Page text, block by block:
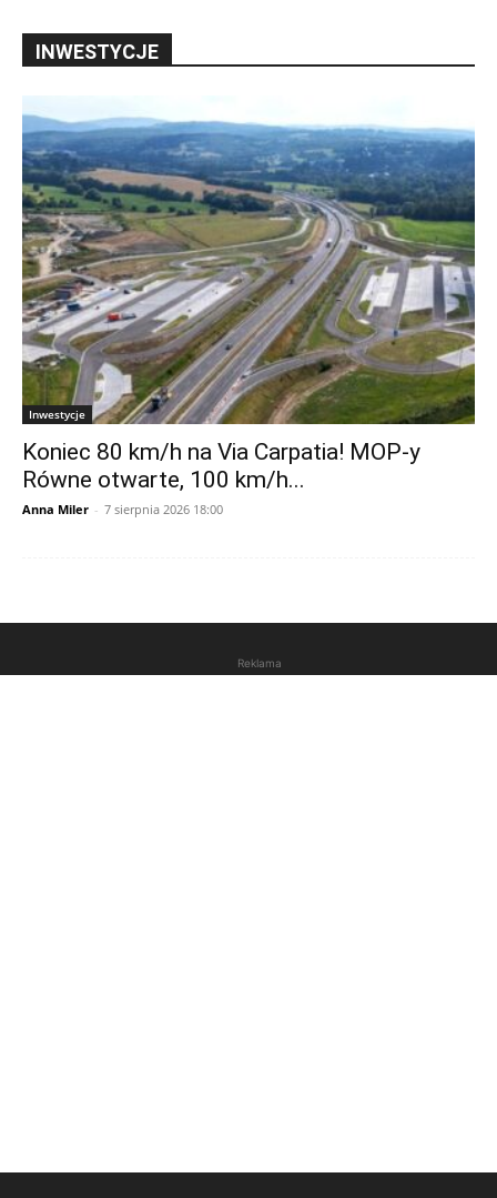
INWESTYCJE
Inwestycje
Koniec 80 km/h na Via Carpatia! MOP-y
Równe otwarte, 100 km/h...
Anna Miler - 7 sierpnia 2026 18:00
Reklama